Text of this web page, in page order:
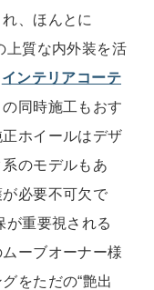
、ほんとに
上質な内外装を活
インテリアコーテ
の同時施工もおす
ホイールはデザ
のモデルもあ
必要不可欠で
が重要視される
ムーブオーナー様
をただの“艶出